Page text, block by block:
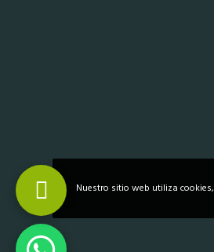
Nuestro sitio web utiliza